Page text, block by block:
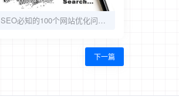
SEO必知的100个网站优化问答（一）
下一篇